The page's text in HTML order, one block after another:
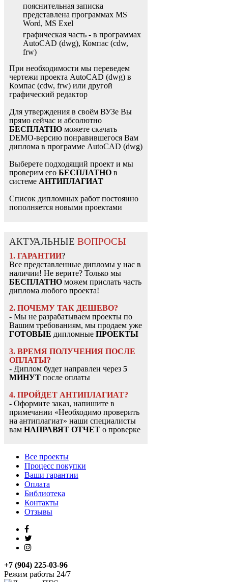
пояснительная записка
представлена программах MS
Word, MS Exel
графическая часть - в программах
AutoCAD (dwg), Компас (cdw,
frw)
При необходимости мы переведем
чертежи проекта AutoCAD (dwg) в
Компас (cdw, frw) или другой
графический редактор
Для утверждения в своём ВУЗе Вы
прямо сейчас и абсолютно
БЕСПЛАТНО можете скачать
DEMO-версию понравившегося Вам
диплома в программе AutoCAD (dwg)
Выберете подходящий проект и мы
проверим его БЕСПЛАТНО в
системе АНТИПЛАГИАТ
Список дипломных работ постоянно
пополняется новыми проектами
АКТУАЛЬНЫЕ ВОПРОСЫ
1. ГАРАНТИИ?
Все представленные дипломы у нас в
наличии! Не верите? Только мы
БЕСПЛАТНО можем прислать часть
диплома любого проекта!
2. ПОЧЕМУ ТАК ДЕШЕВО?
- Мы не разрабатываем проекты по
Вашим требованиям, мы продаем уже
ГОТОВЫЕ дипломные ПРОЕКТЫ
3. ВРЕМЯ ПОЛУЧЕНИЯ ПОСЛЕ
ОПЛАТЫ?
- Диплом будет направлен через 5
МИНУТ после оплаты
4. ПРОЙДЕТ АНТИПЛАГИАТ?
- Оформите заказ, напишите в
примечании «Необходимо проверить
на антиплагиат» наши специалисты
вам НАПРАВЯТ ОТЧЕТ о проверке
Все проекты
Процесс покупки
Ваши гарантии
Оплата
Библиотека
Контакты
Отзывы
+7 (904) 225-03-96
Режим работы 24/7